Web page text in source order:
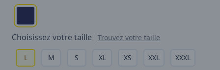
Choisissez votre taille Trouvez votre taille
L M S XL XS XXL XXXL